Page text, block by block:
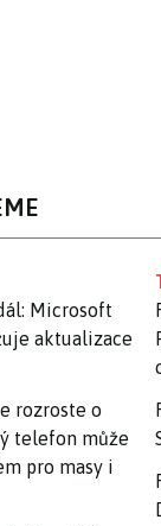
Microsoft
aktualizace
rozroste o
telefon může
pro masy i